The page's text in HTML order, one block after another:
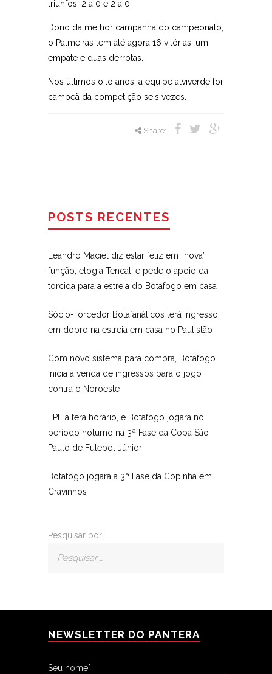
triunfos: 2 a 0 e 2 a 0.
Dono da melhor campanha do campeonato,
o Palmeiras tem até agora 16 vitórias, um
empate e duas derrotas.
Nos últimos oito anos, a equipe alviverde foi
campeã da competição seis vezes.
Share:
POSTS RECENTES
Leandro Maciel diz estar feliz em “nova”
função, elogia Tencati e pede o apoio da
torcida para a estreia do Botafogo em casa
Sócio-Torcedor Botafanáticos terá ingresso
em dobro na estreia em casa no Paulistão
Com novo sistema para compra, Botafogo
inicia a venda de ingressos para o jogo
contra o Noroeste
FPF altera horário, e Botafogo jogará no
período noturno na 3ª Fase da Copa São
Paulo de Futebol Júnior
Botafogo jogará a 3ª Fase da Copinha em
Cravinhos
Pesquisar por:
NEWSLETTER DO PANTERA
Seu nome*